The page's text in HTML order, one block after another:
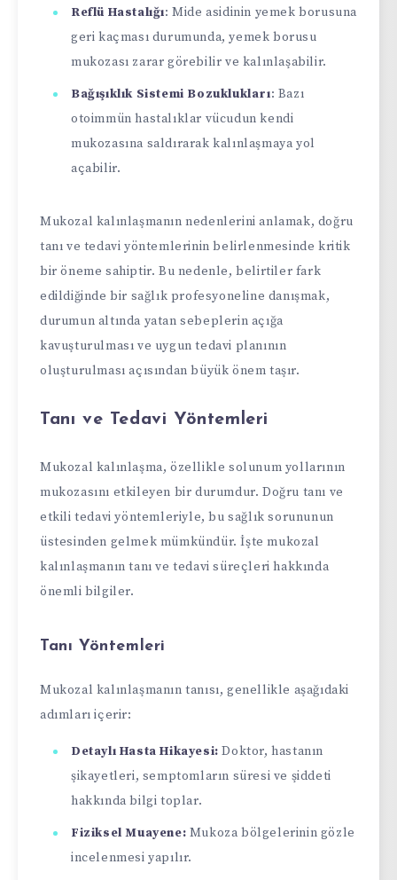
Reflü Hastalığı: Mide asidinin yemek borusuna
geri kaçması durumunda, yemek borusu
mukozası zarar görebilir ve kalınlaşabilir.
Bağışıklık Sistemi Bozuklukları: Bazı
otoimmün hastalıklar vücudun kendi
mukozasına saldırarak kalınlaşmaya yol
açabilir.
Mukozal kalınlaşmanın nedenlerini anlamak, doğru
tanı ve tedavi yöntemlerinin belirlenmesinde kritik
bir öneme sahiptir. Bu nedenle, belirtiler fark
edildiğinde bir sağlık profesyoneline danışmak,
durumun altında yatan sebeplerin açığa
kavuşturulması ve uygun tedavi planının
oluşturulması açısından büyük önem taşır.
Tanı ve Tedavi Yöntemleri
Mukozal kalınlaşma, özellikle solunum yollarının
mukozasını etkileyen bir durumdur. Doğru tanı ve
etkili tedavi yöntemleriyle, bu sağlık sorununun
üstesinden gelmek mümkündür. İşte mukozal
kalınlaşmanın tanı ve tedavi süreçleri hakkında
önemli bilgiler.
Tanı Yöntemleri
Mukozal kalınlaşmanın tanısı, genellikle aşağıdaki
adımları içerir:
Detaylı Hasta Hikayesi: Doktor, hastanın
şikayetleri, semptomların süresi ve şiddeti
hakkında bilgi toplar.
Fiziksel Muayene: Mukoza bölgelerinin gözle
incelenmesi yapılır.